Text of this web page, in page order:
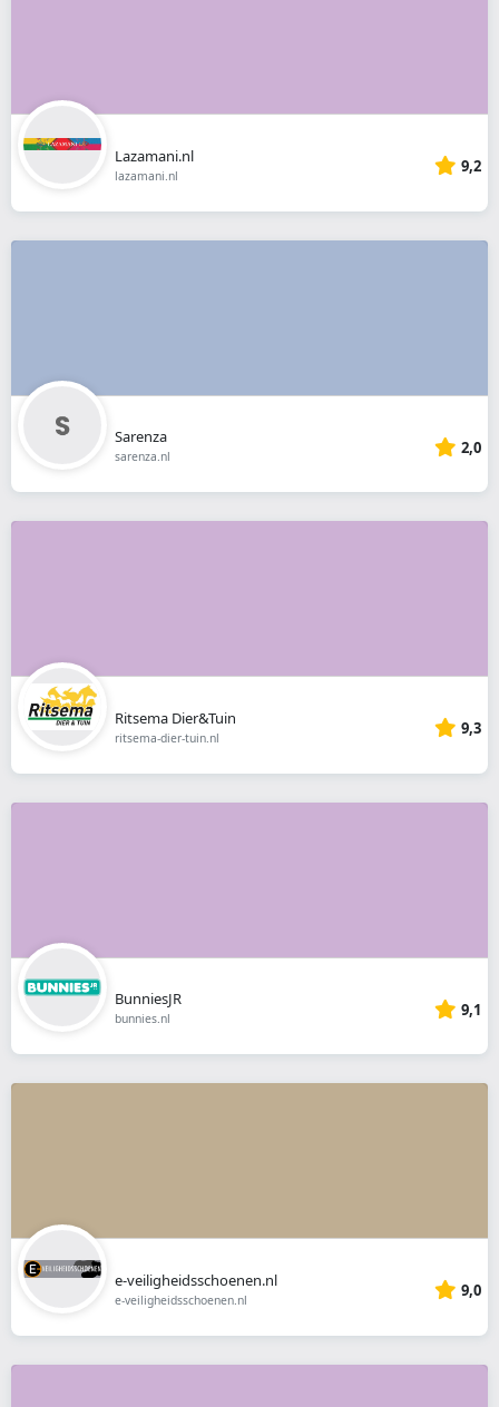
Lazamani.nl
lazamani.nl 9,2
Sarenza
sarenza.nl 2,0
Ritsema Dier&Tuin
ritsema-dier-tuin.nl 9,3
BunniesJR
bunnies.nl 9,1
e-veiligheidsschoenen.nl
e-veiligheidsschoenen.nl 9,0